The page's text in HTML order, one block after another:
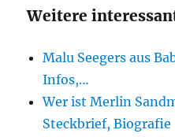
Weitere
Malu Seegers aus
Infos,…
Wer ist Merlin
Steckbrief, Biografie